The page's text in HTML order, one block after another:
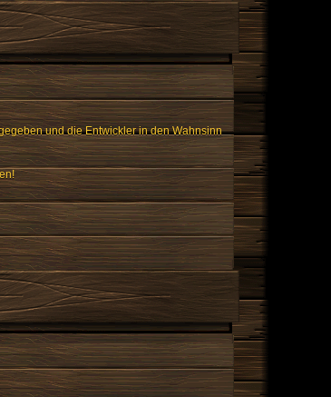
und die Entwickler in den Wahnsinn